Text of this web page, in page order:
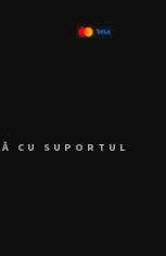
CU SUPORTUL